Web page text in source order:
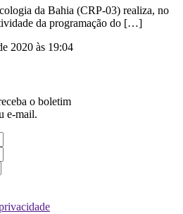
da Bahia (CRP-03) realiza, no
da programação do […]
2020 às 19:04
o boletim
e-mail.